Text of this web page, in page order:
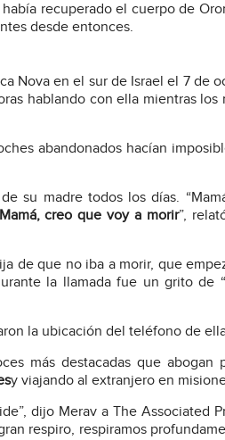
recuperado el cuerpo de
desde entonces.
Nova en el sur de Israel el 7 de
hablando con ella mientras
abandonados hacían
su madre todos los días.
creo que voy a morir”,
de que no iba a morir, que
la llamada fue un grito de
la ubicación del teléfono de
más destacadas que
y viajando al extranjero en
dijo Merav a The Associated
respiro, respiramos